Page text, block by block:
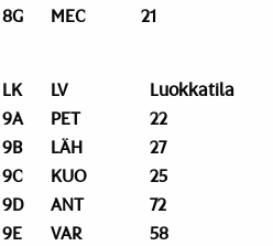
8G
MEC 21
LK LV
Luokkatila
9A
PET
22
9B
LÄH
27
9C
KUO
25
9D
ANT
72
9E
VAR
58